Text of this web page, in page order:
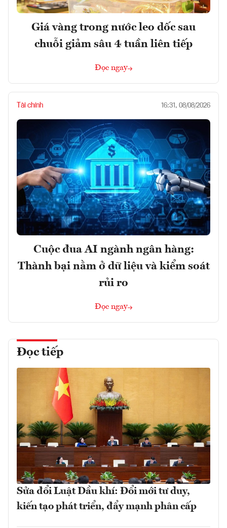
Giá vàng trong nước leo dốc sau
chuỗi giảm sâu 4 tuần liên tiếp
Đọc ngay
Tài chính 16:31, 08/08/2026
Cuộc đua AI ngành ngân hàng:
Thành bại nằm ở dữ liệu và kiểm soát
rủi ro
Đọc ngay
Đọc tiếp
Sửa đổi Luật Dầu khí: Đổi mới tư duy,
kiến tạo phát triển, đẩy mạnh phân cấp